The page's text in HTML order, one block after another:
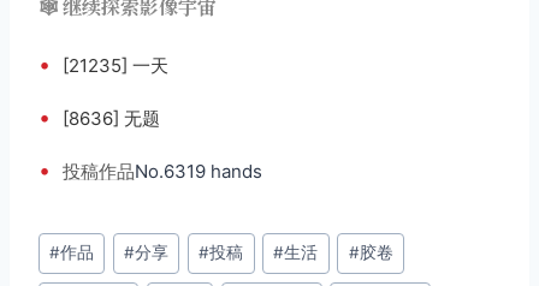
🕸️ 继续探索影像宇宙
• [21235] 一天
• [8636] 无题
• 投稿作品No.6319 hands
文
章
#作品 #分享 #投稿 #生活 #胶卷